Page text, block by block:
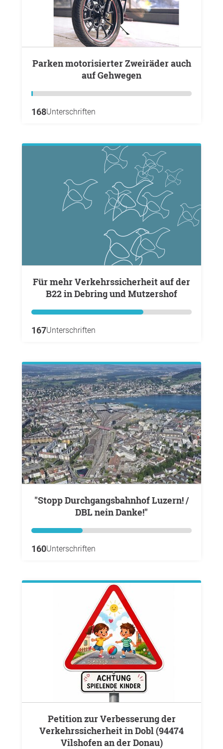
Parken motorisierter Zweiräder auch
auf Gehwegen
168Unterschriften
Für mehr Verkehrssicherheit auf der
B22 in Debring und Mutzershof
167Unterschriften
"Stopp Durchgangsbahnhof Luzern! /
DBL nein Danke!"
160Unterschriften
Petition zur Verbesserung der
Verkehrssicherheit in Dobl (94474
Vilshofen an der Donau)